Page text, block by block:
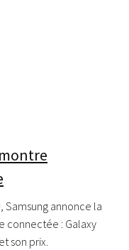
Samsung annonce la
connectée : Galaxy
son prix.